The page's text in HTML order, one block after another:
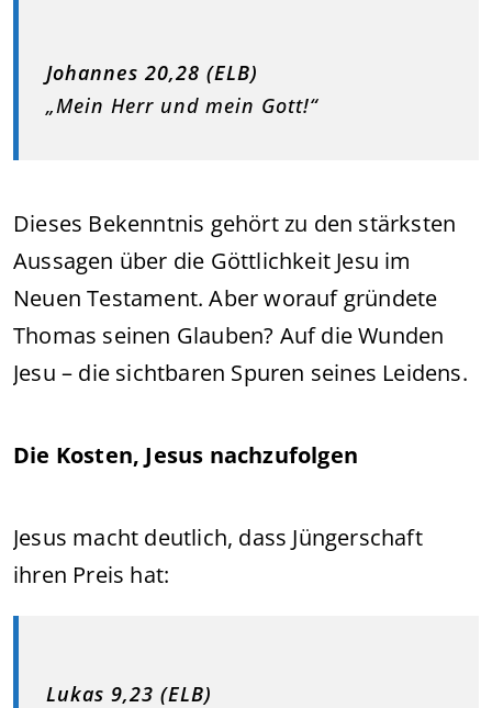
Johannes 20,28 (ELB)
„Mein Herr und mein Gott!“
Dieses Bekenntnis gehört zu den stärksten
Aussagen über die Göttlichkeit Jesu im
Neuen Testament. Aber worauf gründete
Thomas seinen Glauben? Auf die Wunden
Jesu – die sichtbaren Spuren seines Leidens.
Die Kosten, Jesus nachzufolgen
Jesus macht deutlich, dass Jüngerschaft
ihren Preis hat:
Lukas 9,23 (ELB)